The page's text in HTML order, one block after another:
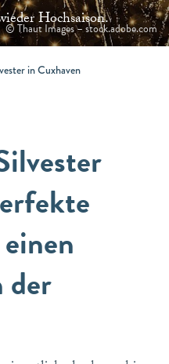
© Thaut Images – stock.adobe.com
Hochsaison.
in Cuxhaven
der